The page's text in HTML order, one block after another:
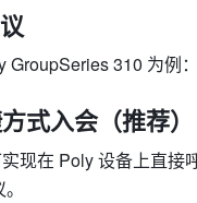
310 为例：
式入会（推荐）
现在 Poly 设备上直接